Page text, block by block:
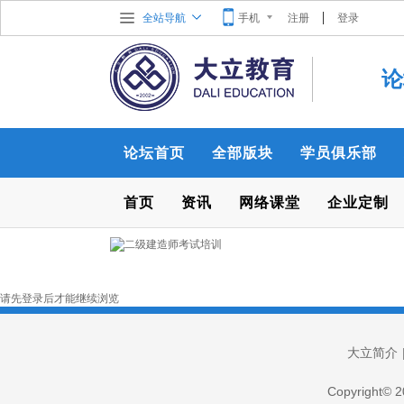
全站导航 手机 注册 登录
论坛首页 全部版块 学员俱乐部
首页 资讯 网络课堂 企业定制
请先登录后才能继续浏览
大立简介 |
Copyright©